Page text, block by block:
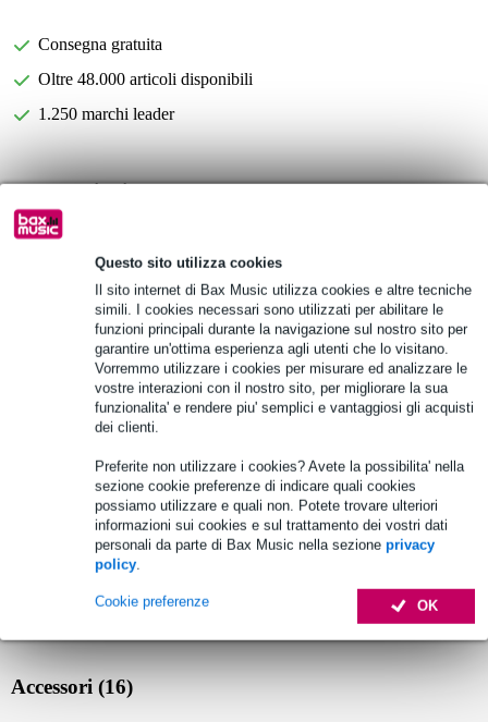
Questo sito utilizza cookies
Il sito internet di Bax Music utilizza cookies e altre tecniche
simili. I cookies necessari sono utilizzati per abilitare le
funzioni principali durante la navigazione sul nostro sito per
garantire un'ottima esperienza agli utenti che lo visitano.
Vorremmo utilizzare i cookies per misurare ed analizzare le
vostre interazioni con il nostro sito, per migliorare la sua
funzionalita' e rendere piu' semplici e vantaggiosi gli acquisti
dei clienti.
Preferite non utilizzare i cookies? Avete la possibilita' nella
sezione cookie preferenze di indicare quali cookies
possiamo utilizzare e quali non. Potete trovare ulteriori
informazioni sui cookies e sul trattamento dei vostri dati
personali da parte di Bax Music nella sezione privacy
policy.
OK
Cookie preferenze
Consegna gratuita
Oltre 48.000 articoli disponibili
1.250 marchi leader
Informazioni sul prodotto
Trolley per borse a becco Ahead Armor Cases
manico telescopico
Specifiche complete
Vedi anche (2)
Accessori (16)